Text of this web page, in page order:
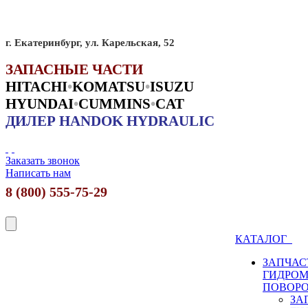
г. Екатеринбург, ул. Карельская, 52
ЗАПАСНЫЕ ЧАСТИ
HITACHI•KOMATSU•ISUZU
HYUNDAI•CUMMINS•CAT
ДИЛЕР HANDOK HYDRAULIC
Заказать звонок
Написать нам
8 (800) 555-75-29
КАТАЛОГ